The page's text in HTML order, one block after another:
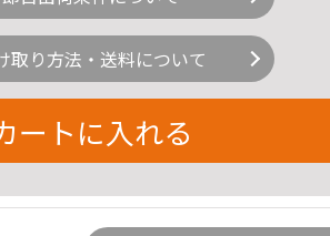
取り方法・送料について
ートに入れる